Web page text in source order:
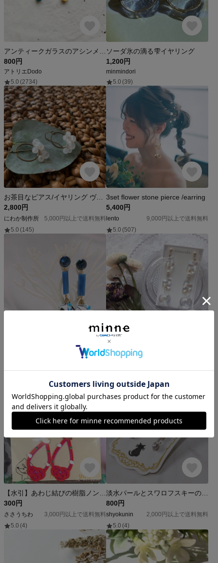
800円
アトリエDodo
5.0 (2734)
ソーダ氷の滴る雫イヤリング
1,200円
minmindori
5.0 (39)
お茶目なピアス/イヤリング ヴィンテージガラスビーズ しゃぼん
2,800円
にわか制作所
5,000円以上で送料無料
5.0 (145)
3set flower stone pierce /earring
5,400円
lento
9,000円以上で送料無料
5.0 (507)
1,800円
300円
ささうちわ
3,000円以上で送料無料
5.0 (4)
800円
shyokunin
2,000円以上で送料無料
5.0 (4)